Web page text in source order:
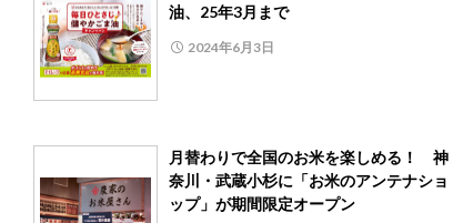
油、25年3月まで
2024年6月3日
月替わりで全国のお米を楽しめる！ 神
奈川・武蔵小杉に「お米のアンテナショ
ップ」が期間限定オープン